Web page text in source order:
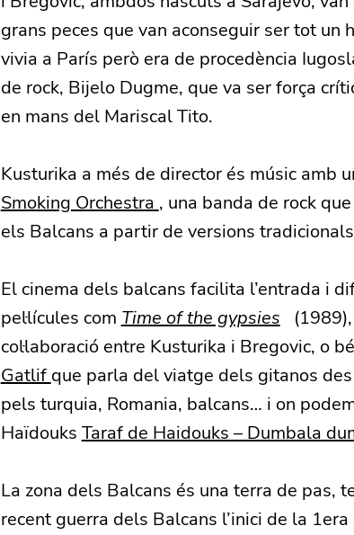
grans peces que van aconseguir ser tot
vivia a París però era de procedència
de rock, Bijelo Dugme, que va ser força
en mans del Mariscal Tito.
Kusturika a més de director és músic amb
Smoking Orchestra , una banda de rock
els Balcans a partir de versions
El cinema dels balcans facilita l’entrada i
pel·lícules com Time of the gypsies
col·laboració entre Kusturika i Bregovic, o bé
Gatlif que parla del viatge dels gitanos
pels turquia, Romania, balcans… i on
Haïdouks Taraf de Haidouks – Dumbala
La zona dels Balcans és una terra de pas,
recent guerra dels Balcans l’inici de la